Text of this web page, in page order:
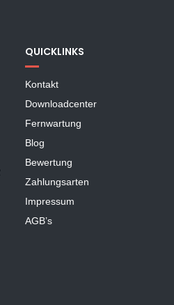
QUICKLINKS
Kontakt
Downloadcenter
Fernwartung
Blog
Bewertung
Zahlungsarten
Impressum
AGB’s